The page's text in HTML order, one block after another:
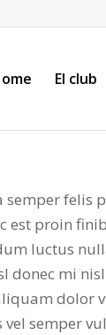
El club
est proin
luctus
donec mi
dolor
semper